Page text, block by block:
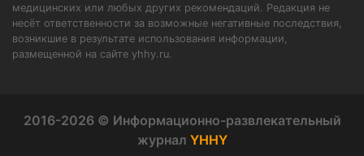
медицинских или любых других рекомендаций. Редакция не
несёт ответственности за возможные негативные последствия,
возникшие в результате использования информации,
размещенной на сайте yhhy.ru.
2016-2026 © Информационно-развлекательный
журнал YHHY